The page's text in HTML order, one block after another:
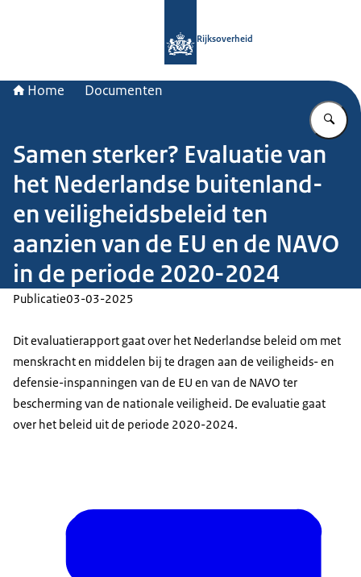
Rijksoverheid
Home Documenten
Samen sterker? Evaluatie van
het Nederlandse buitenland-
en veiligheidsbeleid ten
aanzien van de EU en de NAVO
in de periode 2020-2024
Publicatie03-03-2025
Dit evaluatierapport gaat over het Nederlandse beleid om met
menskracht en middelen bij te dragen aan de veiligheids- en
defensie-inspanningen van de EU en van de NAVO ter
bescherming van de nationale veiligheid. De evaluatie gaat
over het beleid uit de periode 2020-2024.